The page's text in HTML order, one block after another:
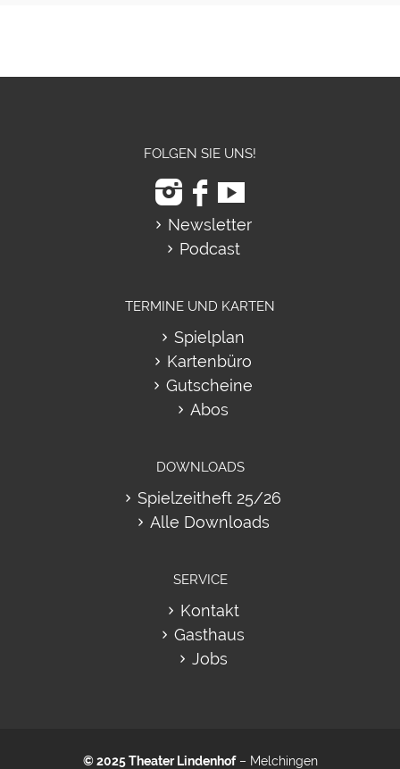
FOLGEN SIE UNS!
Newsletter
Podcast
TERMINE UND KARTEN
Spielplan
Kartenbüro
Gutscheine
Abos
DOWNLOADS
Spielzeitheft 25/26
Alle Downloads
SERVICE
Kontakt
Gasthaus
Jobs
© 2025Theater Lindenhof– Melchingen